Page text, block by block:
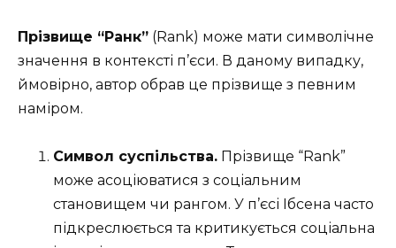
Прізвище “Ранк” (Rank) може мати символічне
значення в контексті п’єси. В даному випадку,
ймовірно, автор обрав це прізвище з певним
наміром.
Символ суспільства. Прізвище “Rank”
може асоціюватися з соціальним
становищем чи рангом. У п’єсі Ібсена часто
підкреслюється та критикується соціальна